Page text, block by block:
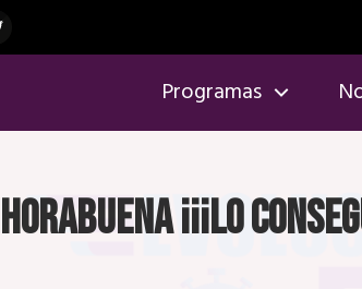
Programas
¡¡¡LO